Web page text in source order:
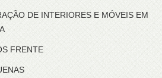
DE INTERIORES E MÓVEIS EM
FRENTE